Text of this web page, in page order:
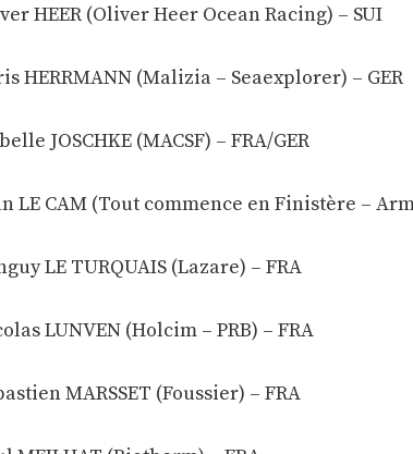
HEER (Oliver Heer Ocean Racing) – SUI
HERRMANN (Malizia – Seaexplorer) – GER
JOSCHKE (MACSF) – FRA/GER
LE CAM (Tout commence en Finistère –
LE TURQUAIS (Lazare) – FRA
LUNVEN (Holcim – PRB) – FRA
MARSSET (Foussier) – FRA